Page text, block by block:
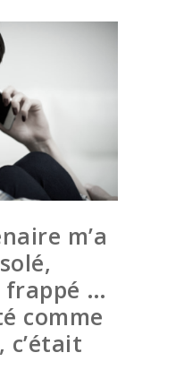
m’a
frappé …
comme
c’était